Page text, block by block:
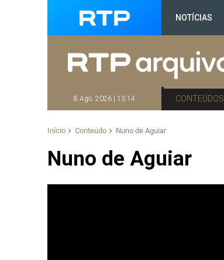
NOTÍCIAS
8 Ago. 2026 | 13:14 CONTEÚDOS
Início Conteúdo Nuno de Aguiar
Nuno de Aguiar